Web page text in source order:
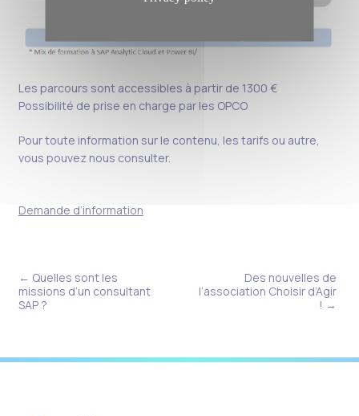
Les parcours sont accessibles à partir de 1300 €
Possibilité de prise en charge par les OPCO
Pour toute information sur le contenu, les tarifs ou autre,
vous pouvez nous consulter.
Demande d’information
← Quelles sont les
missions d’un consultant
SAP ?
Des nouvelles de
l’association Choisir d’Agir
! →